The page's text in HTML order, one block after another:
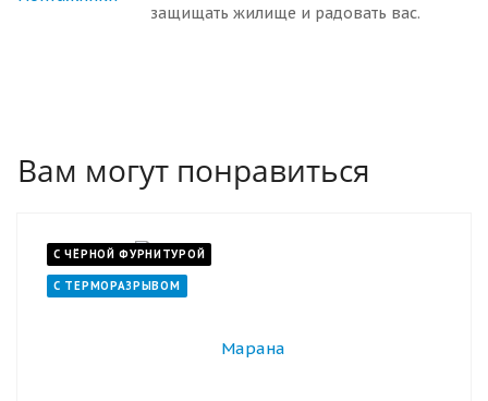
защищать жилище и радовать вас.
Вам могут понравиться
С ЧЁРНОЙ ФУРНИТУРОЙ
С ТЕРМОРАЗРЫВОМ